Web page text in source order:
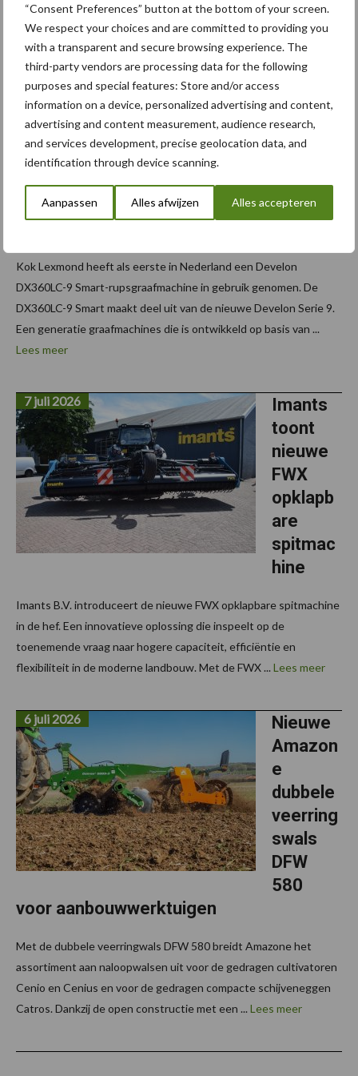
“Consent Preferences” button at the bottom of your screen.
We respect your choices and are committed to providing you
with a transparent and secure browsing experience. The
third-party vendors are processing data for the following
purposes and special features: Store and/or access
information on a device, personalized advertising and content,
advertising and content measurement, audience research,
and services development, precise geolocation data, and
identification through device scanning.
Aanpassen Alles afwijzen Alles accepteren
Kok
Lexmon
d neemt
eerste
Develon
C-9
Smart-
Kok Lexmond heeft als eerste in Nederland een Develon
DX360LC-9 Smart-rupsgraafmachine in gebruik genomen. De
DX360LC-9 Smart maakt deel uit van de nieuwe Develon Serie 9.
Een generatie graafmachines die is ontwikkeld op basis van ...
Lees meer
Imants
toont
nieuwe
FWX
opklapb
are
spitmac
hine
7 juli 2026
Imants B.V. introduceert de nieuwe FWX opklapbare spitmachine
in de hef. Een innovatieve oplossing die inspeelt op de
toenemende vraag naar hogere capaciteit, efficiëntie en
flexibiliteit in de moderne landbouw. Met de FWX ... Lees meer
Nieuwe
Amazon
e
dubbele
veerring
swals
DFW
580
voor aanbouwwerktuigen
6 juli 2026
Met de dubbele veerringwals DFW 580 breidt Amazone het
assortiment aan naloopwalsen uit voor de gedragen cultivatoren
Cenio en Cenius en voor de gedragen compacte schijveneggen
Catros. Dankzij de open constructie met een ... Lees meer